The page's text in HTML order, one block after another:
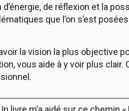
de réflexion et la
que l’on s’est
la vision la plus objective
vous aide à y voir plus